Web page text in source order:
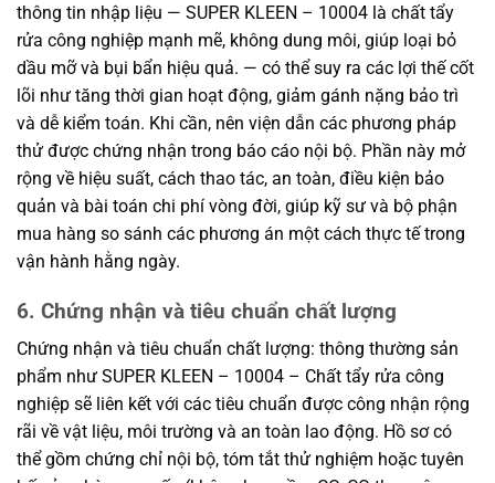
thông tin nhập liệu — SUPER KLEEN – 10004 là chất tẩy
rửa công nghiệp mạnh mẽ, không dung môi, giúp loại bỏ
dầu mỡ và bụi bẩn hiệu quả. — có thể suy ra các lợi thế cốt
lõi như tăng thời gian hoạt động, giảm gánh nặng bảo trì
và dễ kiểm toán. Khi cần, nên viện dẫn các phương pháp
thử được chứng nhận trong báo cáo nội bộ. Phần này mở
rộng về hiệu suất, cách thao tác, an toàn, điều kiện bảo
quản và bài toán chi phí vòng đời, giúp kỹ sư và bộ phận
mua hàng so sánh các phương án một cách thực tế trong
vận hành hằng ngày.
6. Chứng nhận và tiêu chuẩn chất lượng
Chứng nhận và tiêu chuẩn chất lượng: thông thường sản
phẩm như SUPER KLEEN – 10004 – Chất tẩy rửa công
nghiệp sẽ liên kết với các tiêu chuẩn được công nhận rộng
rãi về vật liệu, môi trường và an toàn lao động. Hồ sơ có
thể gồm chứng chỉ nội bộ, tóm tắt thử nghiệm hoặc tuyên